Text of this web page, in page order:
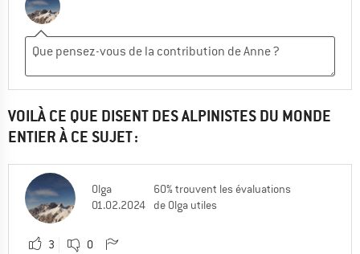
VOILÀ CE QUE DISENT DES ALPINISTES DU MONDE
ENTIER À CE SUJET :
Olga
01.02.2024
60% trouvent les évaluations
de Olga utiles
3 0